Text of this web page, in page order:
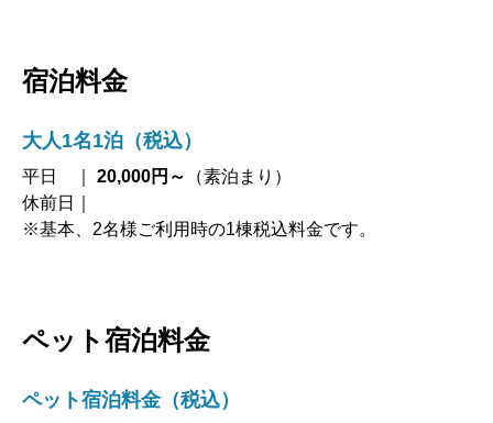
宿泊料金
大人1名1泊（税込）
平日 ｜ 20,000円～
（素泊まり）
休前日｜
※基本、2名様ご利用時の1棟税込料金です。
ペット宿泊料金
ペット宿泊料金（税込）